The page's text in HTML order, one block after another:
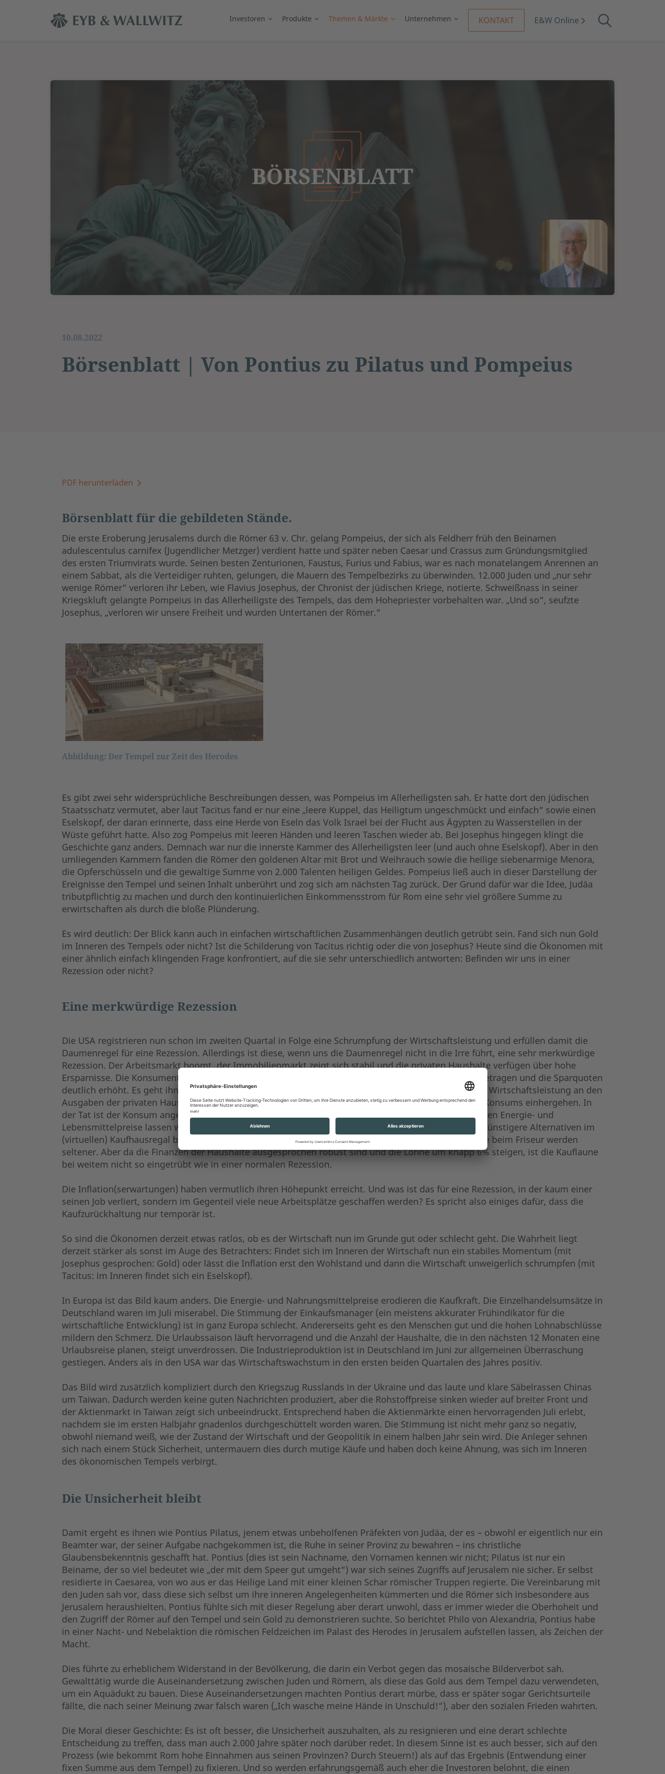
Investoren Produkte Themen & Märkte Unternehmen KONTAKT E&W Online
10.08.2022
Börsenblatt | Von Pontius zu Pilatus und Pompeius
PDF herunterladen
Börsenblatt für die gebildeten Stände.
Die erste Eroberung Jerusalems durch die Römer 63 v. Chr. gelang Pompeius, der sich als Feldherr früh den Beinamen
adulescentulus carnifex (Jugendlicher Metzger) verdient hatte und später neben Caesar und Crassus zum Gründungsmitglied
des ersten Triumvirats wurde. Seinen besten Zenturionen, Faustus, Furius und Fabius, war es nach monatelangem Anrennen an
einem Sabbat, als die Verteidiger ruhten, gelungen, die Mauern des Tempelbezirks zu überwinden. 12.000 Juden und „nur sehr
wenige Römer“ verloren ihr Leben, wie Flavius Josephus, der Chronist der jüdischen Kriege, notierte. Schweißnass in seiner
Kriegskluft gelangte Pompeius in das Allerheiligste des Tempels, das dem Hohepriester vorbehalten war. „Und so“, seufzte
Josephus, „verloren wir unsere Freiheit und wurden Untertanen der Römer.“
Abbildung: Der Tempel zur Zeit des Herodes
Es gibt zwei sehr widersprüchliche Beschreibungen dessen, was Pompeius im Allerheiligsten sah. Er hatte dort den jüdischen
Staatsschatz vermutet, aber laut Tacitus fand er nur eine „leere Kuppel, das Heiligtum ungeschmückt und einfach“ sowie einen
Eselskopf, der daran erinnerte, dass eine Herde von Eseln das Volk Israel bei der Flucht aus Ägypten zu Wasserstellen in der
Wüste geführt hatte. Also zog Pompeius mit leeren Händen und leeren Taschen wieder ab. Bei Josephus hingegen klingt die
Geschichte ganz anders. Demnach war nur die innerste Kammer des Allerheiligsten leer (und auch ohne Eselskopf). Aber in den
umliegenden Kammern fanden die Römer den goldenen Altar mit Brot und Weihrauch sowie die heilige siebenarmige Menora,
die Opferschüsseln und die gewaltige Summe von 2.000 Talenten heiligen Geldes. Pompeius ließ auch in dieser Darstellung der
Ereignisse den Tempel und seinen Inhalt unberührt und zog sich am nächsten Tag zurück. Der Grund dafür war die Idee, Judäa
tributpflichtig zu machen und durch den kontinuierlichen Einkommensstrom für Rom eine sehr viel größere Summe zu
erwirtschaften als durch die bloße Plünderung.
Es wird deutlich: Der Blick kann auch in einfachen wirtschaftlichen Zusammenhängen deutlich getrübt sein. Fand sich nun Gold
im Inneren des Tempels oder nicht? Ist die Schilderung von Tacitus richtig oder die von Josephus? Heute sind die Ökonomen mit
einer ähnlich einfach klingenden Frage konfrontiert, auf die sie sehr unterschiedlich antworten: Befinden wir uns in einer
Rezession oder nicht?
Eine merkwürdige Rezession
Die USA registrieren nun schon im zweiten Quartal in Folge eine Schrumpfung der Wirtschaftsleistung und erfüllen damit die
Daumenregel für eine Rezession. Allerdings ist diese, wenn uns die Daumenregel nicht in die Irre führt, eine sehr merkwürdige
Rezession. Der Arbeitsmarkt boomt, der Immobilienmarkt zeigt sich stabil und die privaten Haushalte verfügen über hohe
Ersparnisse. Die Konsumenten haben während der Pandemie wenig Geld ausgegeben, Schulden abgetragen und die Sparquoten
deutlich erhöht. Es geht ihnen grundsätzlich gut – das ist wichtig, da zwei Drittel der amerikanischen Wirtschaftsleistung an den
Ausgaben der privaten Haushalte hängen und Rezessionen typischerweise mit einem Rückgang des Konsums einhergehen. In
der Tat ist der Konsum angeschlagen: Die Inflation lässt die Ersparnisse dahinschmelzen und die hohen Energie- und
Lebensmittelpreise lassen weniger Spielraum für andere Ausgaben. Es werden Abos gekündigt und günstigere Alternativen im
(virtuellen) Kaufhausregal bevorzugt. Es wird weniger für neue Kleidung ausgegeben und die Besuche beim Friseur werden
seltener. Aber da die Finanzen der Haushalte ausgesprochen robust sind und die Löhne um knapp 6% steigen, ist die Kauflaune
bei weitem nicht so eingetrübt wie in einer normalen Rezession.
Die Inflation(serwartungen) haben vermutlich ihren Höhepunkt erreicht. Und was ist das für eine Rezession, in der kaum einer
seinen Job verliert, sondern im Gegenteil viele neue Arbeitsplätze geschaffen werden? Es spricht also einiges dafür, dass die
Kaufzurückhaltung nur temporär ist.
So sind die Ökonomen derzeit etwas ratlos, ob es der Wirtschaft nun im Grunde gut oder schlecht geht. Die Wahrheit liegt
derzeit stärker als sonst im Auge des Betrachters: Findet sich im Inneren der Wirtschaft nun ein stabiles Momentum (mit
Josephus gesprochen: Gold) oder lässt die Inflation erst den Wohlstand und dann die Wirtschaft unweigerlich schrumpfen (mit
Tacitus: im Inneren findet sich ein Eselskopf).
In Europa ist das Bild kaum anders. Die Energie- und Nahrungsmittelpreise erodieren die Kaufkraft. Die Einzelhandelsumsätze in
Deutschland waren im Juli miserabel. Die Stimmung der Einkaufsmanager (ein meistens akkurater Frühindikator für die
wirtschaftliche Entwicklung) ist in ganz Europa schlecht. Andererseits geht es den Menschen gut und die hohen Lohnabschlüsse
mildern den Schmerz. Die Urlaubssaison läuft hervorragend und die Anzahl der Haushalte, die in den nächsten 12 Monaten eine
Urlaubsreise planen, steigt unverdrossen. Die Industrieproduktion ist in Deutschland im Juni zur allgemeinen Überraschung
gestiegen. Anders als in den USA war das Wirtschaftswachstum in den ersten beiden Quartalen des Jahres positiv.
Das Bild wird zusätzlich kompliziert durch den Kriegszug Russlands in der Ukraine und das laute und klare Säbelrassen Chinas
um Taiwan. Dadurch werden keine guten Nachrichten produziert, aber die Rohstoffpreise sinken wieder auf breiter Front und
der Aktienmarkt in Taiwan zeigt sich unbeeindruckt. Entsprechend haben die Aktienmärkte einen hervorragenden Juli erlebt,
nachdem sie im ersten Halbjahr gnadenlos durchgeschüttelt worden waren. Die Stimmung ist nicht mehr ganz so negativ,
obwohl niemand weiß, wie der Zustand der Wirtschaft und der Geopolitik in einem halben Jahr sein wird. Die Anleger sehnen
sich nach einem Stück Sicherheit, untermauern dies durch mutige Käufe und haben doch keine Ahnung, was sich im Inneren
des ökonomischen Tempels verbirgt.
Die Unsicherheit bleibt
Damit ergeht es ihnen wie Pontius Pilatus, jenem etwas unbeholfenen Präfekten von Judäa, der es – obwohl er eigentlich nur ein
Beamter war, der seiner Aufgabe nachgekommen ist, die Ruhe in seiner Provinz zu bewahren – ins christliche
Glaubensbekenntnis geschafft hat. Pontius (dies ist sein Nachname, den Vornamen kennen wir nicht; Pilatus ist nur ein
Beiname, der so viel bedeutet wie „der mit dem Speer gut umgeht“) war sich seines Zugriffs auf Jerusalem nie sicher. Er selbst
residierte in Caesarea, von wo aus er das Heilige Land mit einer kleinen Schar römischer Truppen regierte. Die Vereinbarung mit
den Juden sah vor, dass diese sich selbst um ihre inneren Angelegenheiten kümmerten und die Römer sich insbesondere aus
Jerusalem heraushielten. Pontius fühlte sich mit dieser Regelung aber derart unwohl, dass er immer wieder die Oberhoheit und
den Zugriff der Römer auf den Tempel und sein Gold zu demonstrieren suchte. So berichtet Philo von Alexandria, Pontius habe
in einer Nacht- und Nebelaktion die römischen Feldzeichen im Palast des Herodes in Jerusalem aufstellen lassen, als Zeichen der
Macht.
Dies führte zu erheblichem Widerstand in der Bevölkerung, die darin ein Verbot gegen das mosaische Bilderverbot sah.
Gewalttätig wurde die Auseinandersetzung zwischen Juden und Römern, als diese das Gold aus dem Tempel dazu verwendeten,
um ein Aquädukt zu bauen. Diese Auseinandersetzungen machten Pontius derart mürbe, dass er später sogar Gerichtsurteile
fällte, die nach seiner Meinung zwar falsch waren („Ich wasche meine Hände in Unschuld!“), aber den sozialen Frieden wahrten.
Die Moral dieser Geschichte: Es ist oft besser, die Unsicherheit auszuhalten, als zu resignieren und eine derart schlechte
Entscheidung zu treffen, dass man auch 2.000 Jahre später noch darüber redet. In diesem Sinne ist es auch besser, sich auf den
Prozess (wie bekommt Rom hohe Einnahmen aus seinen Provinzen? Durch Steuern!) als auf das Ergebnis (Entwendung einer
fixen Summe aus dem Tempel) zu fixieren. Und so werden erfahrungsgemäß auch eher die Investoren belohnt, die einen